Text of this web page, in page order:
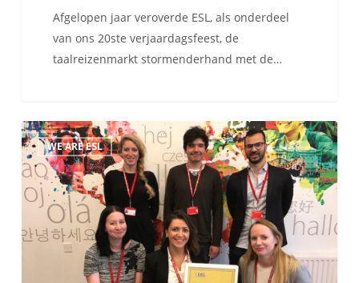
Afgelopen jaar veroverde ESL, als onderdeel
van ons 20ste verjaardagsfeest, de
taalreizenmarkt stormenderhand met de…
ESL
Language
Travel
Awards:
Interview
met
partnerscholen
WE ARE ESL